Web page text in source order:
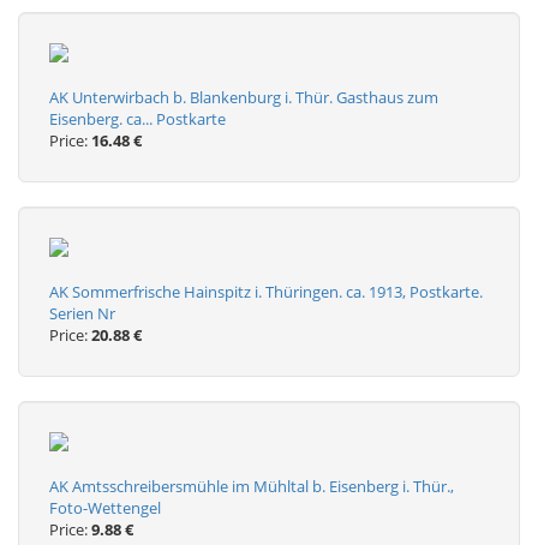
AK Unterwirbach b. Blankenburg i. Thür. Gasthaus zum
Eisenberg. ca... Postkarte
Price: 16.48 €
AK Sommerfrische Hainspitz i. Thüringen. ca. 1913, Postkarte.
Serien Nr
Price:20.88 €
AK Amtsschreibersmühle im Mühltal b. Eisenberg i. Thür.,
Foto-Wettengel
Price:9.88 €